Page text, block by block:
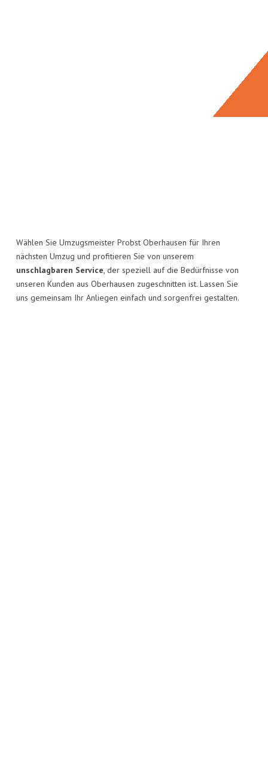
Wählen Sie Umzugsmeister Probst Oberhausen für Ihren
nächsten Umzug und profitieren Sie von unserem
unschlagbaren Service, der speziell auf die Bedürfnisse von
unseren Kunden aus Oberhausen zugeschnitten ist. Lassen Sie
uns gemeinsam Ihr Anliegen einfach und sorgenfrei gestalten.